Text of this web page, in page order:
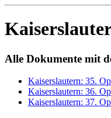
Alle Dokumente mit
Kaiserslautern: 35.
Kaiserslautern: 36.
Kaiserslautern: 37.